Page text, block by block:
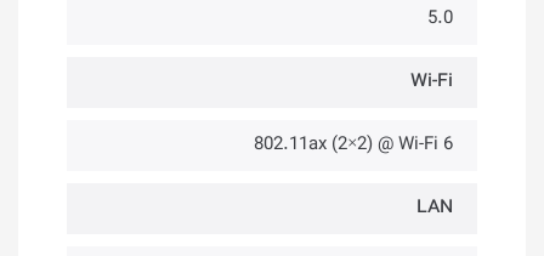
5.0
Wi-Fi
802.11ax (2×2) @ Wi-Fi 6
LAN